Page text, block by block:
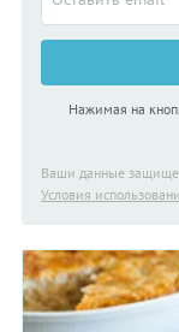
Нажимая на
Ваши данные
Условия